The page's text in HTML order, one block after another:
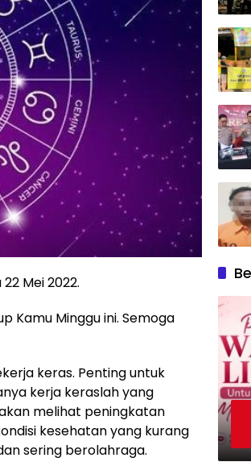
Mei 2022.
Kamu Minggu ini. Semoga
keras. Penting untuk
kerja keraslah yang
melihat peningkatan
kesehatan yang kurang
sering berolahraga.